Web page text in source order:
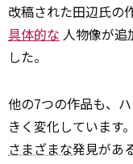
改稿された田辺氏の
具体的な 人物像が追
した。
他の7つの作品も、
きく変化しています
さまざまな発見があ